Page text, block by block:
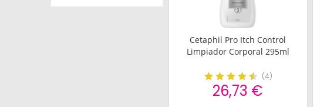
Cetaphil Pro Itch Control
Limpiador Corporal 295ml
(4)
26,73 €